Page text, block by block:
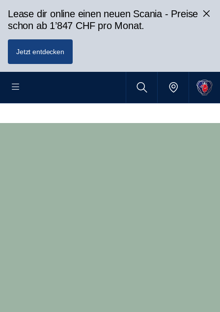
Lease dir online einen neuen Scania - Preise
schon ab 1’847 CHF pro Monat.
Jetzt entdecken